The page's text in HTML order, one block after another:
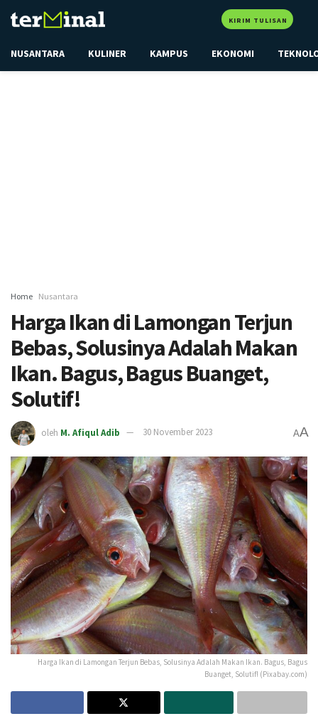
KIRIM TULISAN
NUSANTARA KULINER KAMPUS EKONOMI
Home Nusantara
Harga Ikan di Lamongan Terjun
Bebas, Solusinya Adalah Makan
Ikan. Bagus, Bagus Buanget,
Solutif!
oleh M. Afiqul Adib 30 November 2023 AA
Harga Ikan di Lamongan Terjun Bebas, Solusinya Adalah Makan Ikan. Bagus, Bagus
Buanget, Solutif! (Pixabay.com)